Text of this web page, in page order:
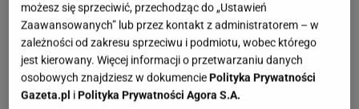
podstawa
Najlepiej przechowywać produkty według funkcji.
Przyprawy razem, oleje i sosy obok siebie, drobne
akcesoria w jednym miejscu.Dzięki temu szybciej
możesz się sprzeciwić, przechodząc do „Ustawień
Zaawansowanych” lub przez kontakt z administratorem – w
zależności od zakresu sprzeciwu i podmiotu, wobec którego
jest kierowany. Więcej informacji o przetwarzaniu danych
osobowych znajdziesz w dokumenciePolityka Prywatności
Gazeta.pl iPolityka Prywatności Agora S.A.